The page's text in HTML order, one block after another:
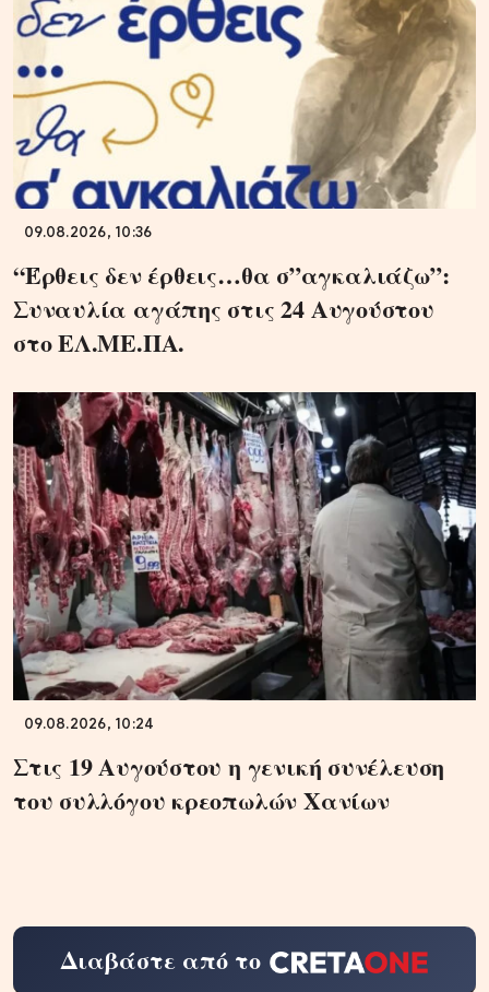
09.08.2026, 10:36
“Έρθεις δεν έρθεις…θα σ”αγκαλιάζω”:
Συναυλία αγάπης στις 24 Αυγούστου
στο ΕΛ.ΜΕ.ΠΑ.
09.08.2026, 10:24
Στις 19 Αυγούστου η γενική συνέλευση
του συλλόγου κρεοπωλών Χανίων
Διαβάστε από το